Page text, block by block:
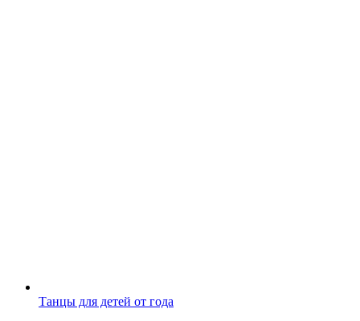
Танцы для детей от года